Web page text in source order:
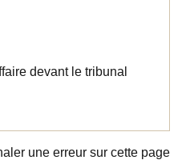
devant le tribunal
une erreur sur cette page